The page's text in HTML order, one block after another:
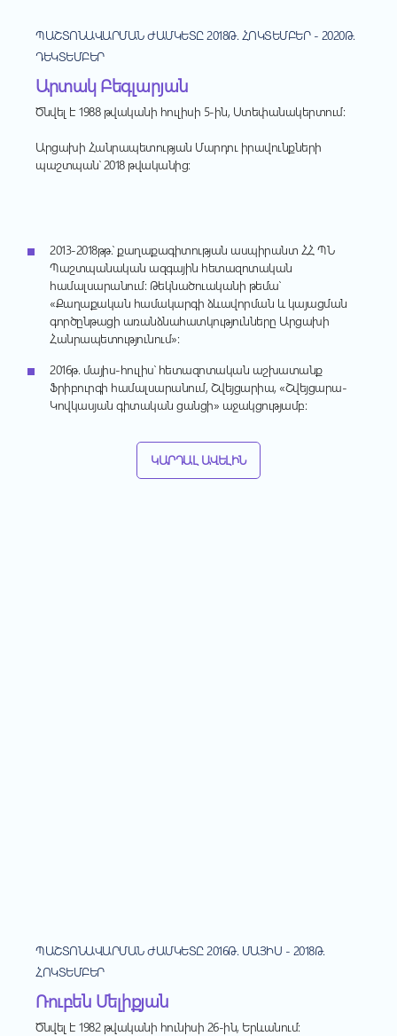
ՊԱՇՏՈՆԱՎԱՐՄԱՆ ԺԱՄԿԵՏԸ 2018Թ. ՀՈԿՏԵՄԲԵՐ - 2020Թ.
ԴԵԿՏԵՄԲԵՐ
Արտակ Բեգլարյան
Ծնվել է 1988 թվականի հուլիսի 5-ին, Ստեփանակերտում:
Արցախի Հանրապետության Մարդու իրավունքների
պաշտպան՝ 2018 թվականից:
2013-2018թթ.՝ քաղաքագիտության ասպիրանտ ՀՀՊՆ
Պաշտպանական ազգային հետազոտական
համալսարանում: Թեկնածուականի թեմա՝
«Քաղաքական համակարգի ձևավորման և կայացման
գործընթացի առանձնահատկությունները Արցախի
Հանրապետությունում»:
2016թ. մայիս-հուլիս՝ հետազոտական աշխատանք
Ֆրիբուրգի համալսարանում, Շվեյցարիա, «Շվեյցարա-
Կովկասյան գիտական ցանցի» աջակցությամբ:
ԿԱՐԴԱԼ ԱՎԵԼԻՆ
ՊԱՇՏՈՆԱՎԱՐՄԱՆ ԺԱՄԿԵՏԸ 2016Թ. ՄԱՅԻՍ - 2018Թ.
ՀՈԿՏԵՄԲԵՐ
Ռուբեն Մելիքյան
Ծնվել է 1982 թվականի հունիսի 26-ին, Երևանում: